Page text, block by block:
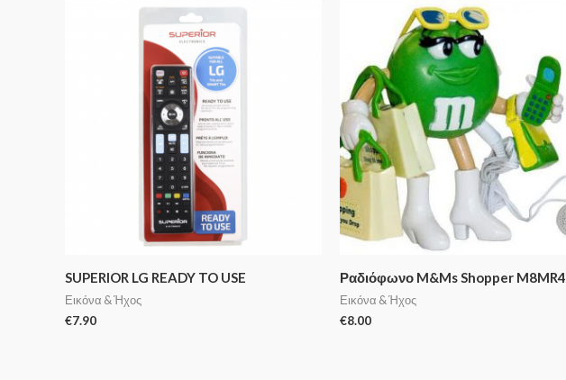
SUPERIOR LG READY TO USE
Εικόνα & Ήχος
€7.90
Ραδιόφωνο M&Ms Shopper M8MR4
Εικόνα & Ήχος
€8.00